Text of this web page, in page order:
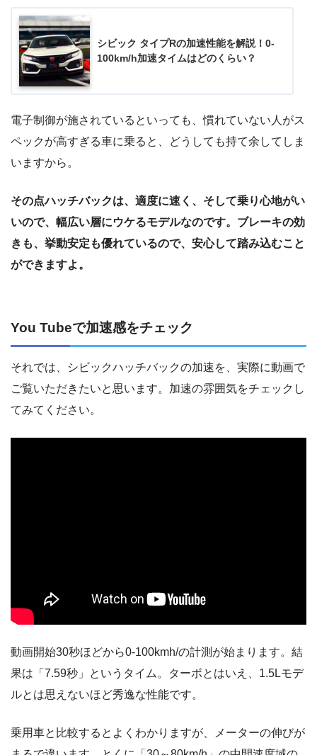
シビック タイプRの加速性能を解説！0-
100km/h加速タイムはどのくらい？
電子制御が施されているといっても、慣れていない人がス
ペックが高すぎる車に乗ると、どうしても持て余してしま
いますから。
その点ハッチバックは、適度に速く、そして乗り心地がい
いので、幅広い層にウケるモデルなのです。ブレーキの効
きも、挙動安定も優れているので、安心して踏み込むこと
ができますよ。
You Tubeで加速感をチェック
それでは、シビックハッチバックの加速を、実際に動画で
ご覧いただきたいと思います。加速の雰囲気をチェックし
てみてください。
動画開始30秒ほどから0-100kmh/の計測が始まります。結
果は「7.59秒」というタイム。ターボとはいえ、1.5Lモデ
ルとは思えないほど秀逸な性能です。
乗用車と比較するとよくわかりますが、メーターの伸びが